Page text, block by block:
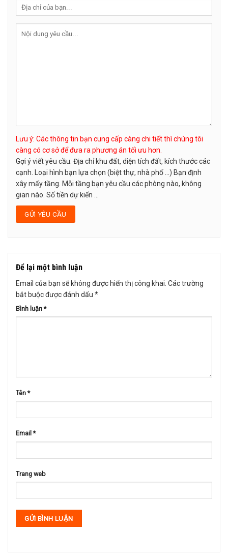
Lưu ý: Các thông tin bạn cung cấp càng chi tiết thì chúng tôi
càng có cơ sở để đưa ra phương án tối ưu hơn.
Gợi ý viết yêu cầu: Địa chỉ khu đất, diện tích đất, kích thước các
cạnh. Loại hình bạn lựa chọn (biệt thự, nhà phố …) Bạn định
xây mấy tầng. Mỗi tầng bạn yêu cầu các phòng nào, không
gian nào. Số tiền dự kiến ...
Để lại một bình luận
Email của bạn sẽ không được hiển thị công khai. Các trường
bắt buộc được đánh dấu *
Bình luận*
Tên*
Email*
Trang web